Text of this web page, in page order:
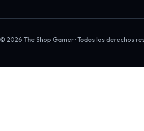
© 2026 The Shop Gamer · Todos los derechos